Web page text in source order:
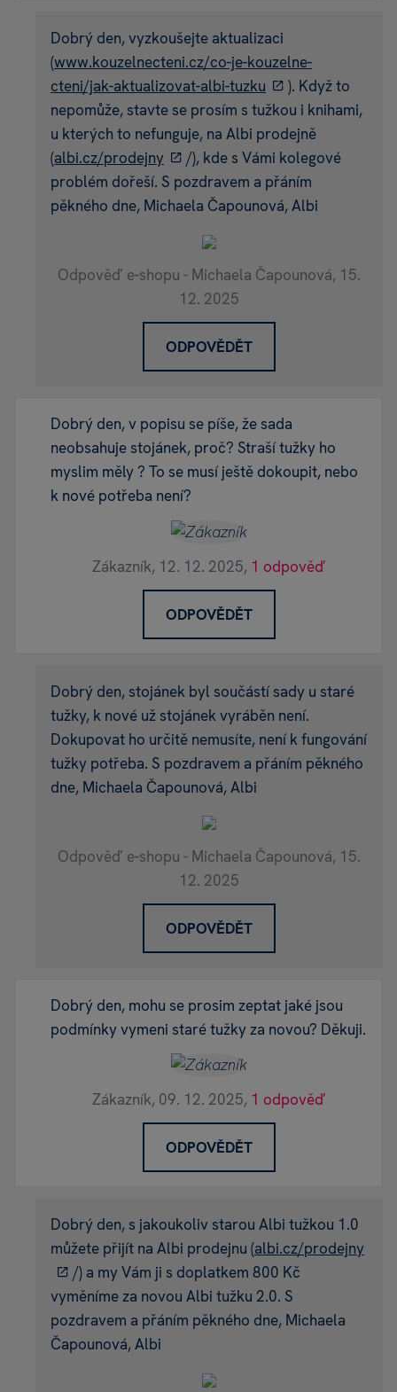
Dobrý den, vyzkoušejte aktualizaci
(www.kouzelnecteni.cz/co-je-kouzelne-
cteni/jak-aktualizovat-albi-tuzku
). Když to
nepomůže, stavte se prosím s tužkou i knihami,
u kterých to nefunguje, na Albi prodejně
(albi.cz/prodejny
/), kde s Vámi kolegové
problém dořeší. S pozdravem a přáním
pěkného dne, Michaela Čapounová, Albi
Odpověď e-shopu - Michaela Čapounová, 15.
12. 2025
ODPOVĚDĚT
Dobrý den, v popisu se píše, že sada
neobsahuje stojánek, proč? Straší tužky ho
myslim měly ? To se musí ještě dokoupit, nebo
k nové potřeba není?
Zákazník, 12. 12. 2025, 1 odpověď
ODPOVĚDĚT
Dobrý den, stojánek byl součástí sady u staré
tužky, k nové už stojánek vyráběn není.
Dokupovat ho určitě nemusíte, není k fungování
tužky potřeba. S pozdravem a přáním pěkného
dne, Michaela Čapounová, Albi
Odpověď e-shopu - Michaela Čapounová, 15.
12. 2025
ODPOVĚDĚT
Dobrý den, mohu se prosim zeptat jaké jsou
podmínky vymeni staré tužky za novou? Děkuji.
Zákazník, 09. 12. 2025, 1 odpověď
ODPOVĚDĚT
Dobrý den, s jakoukoliv starou Albi tužkou 1.0
můžete přijít na Albi prodejnu (albi.cz/prodejny
/) a my Vám ji s doplatkem 800 Kč
vyměníme za novou Albi tužku 2.0. S
pozdravem a přáním pěkného dne, Michaela
Čapounová, Albi